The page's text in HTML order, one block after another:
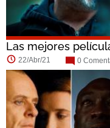
Las mejores
22/Abr/21 0